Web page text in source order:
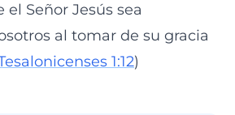
el Señor Jesús sea
al tomar de su gracia
1:12)